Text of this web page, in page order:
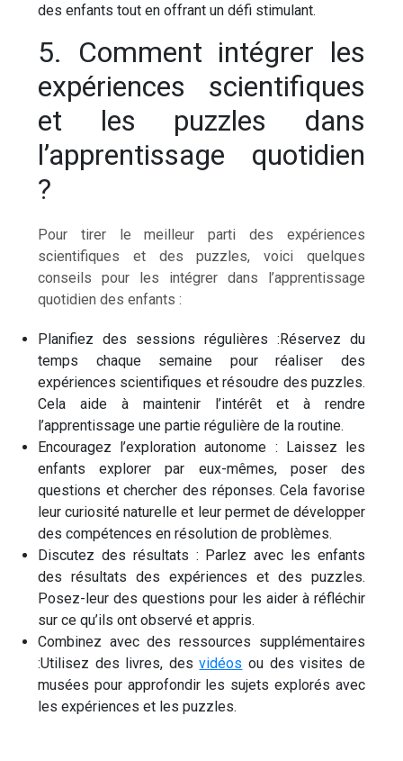
des enfants tout en offrant un défi stimulant.
5. Comment intégrer les
expériences scientifiques
et les puzzles dans
l’apprentissage quotidien
?
Pour tirer le meilleur parti des expériences
scientifiques et des puzzles, voici quelques
conseils pour les intégrer dans l’apprentissage
quotidien des enfants :
Planifiez des sessions régulières :Réservez du
temps chaque semaine pour réaliser des
expériences scientifiques et résoudre des puzzles.
Cela aide à maintenir l’intérêt et à rendre
l’apprentissage une partie régulière de la routine.
Encouragez l’exploration autonome : Laissez les
enfants explorer par eux-mêmes, poser des
questions et chercher des réponses. Cela favorise
leur curiosité naturelle et leur permet de développer
des compétences en résolution de problèmes.
Discutez des résultats : Parlez avec les enfants
des résultats des expériences et des puzzles.
Posez-leur des questions pour les aider à réfléchir
sur ce qu’ils ont observé et appris.
Combinez avec des ressources supplémentaires
:Utilisez des livres, desvidéos ou des visites de
musées pour approfondir les sujets explorés avec
les expériences et les puzzles.